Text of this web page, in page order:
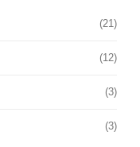
(21)
(12)
(3)
(3)